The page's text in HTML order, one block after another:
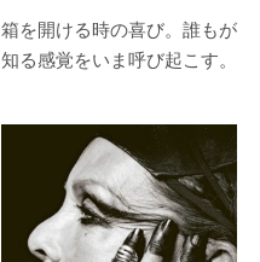
箱を開ける時の喜び。誰もが
知る感覚をいま呼び起こす。